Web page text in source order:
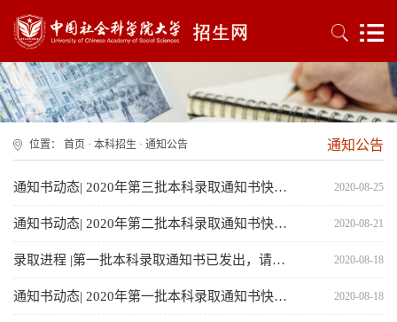
位置： 首页 · 本科招生 · 通知公告 通知公告
2020-08-25
通知书动态| 2020年第三批本科录取通知书快递单查询
2020-08-21
通知书动态| 2020年第二批本科录取通知书快递单查询
2020-08-18
录取进程 |第一批本科录取通知书已发出，请注意查收！
2020-08-18
通知书动态| 2020年第一批本科录取通知书快递单查询